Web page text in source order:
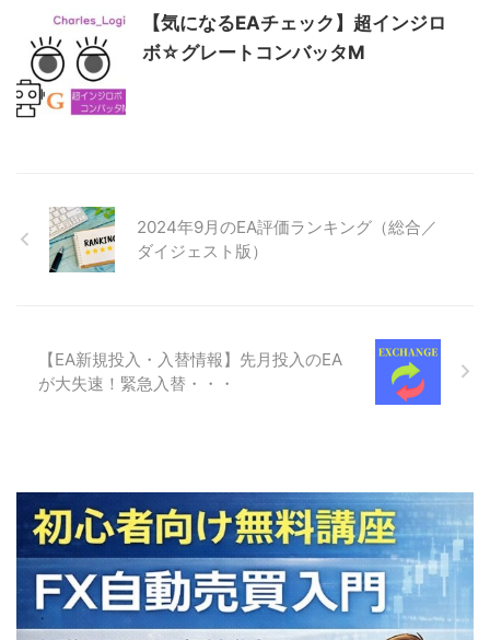
【気になるEAチェック】超インジロ
ボ☆グレートコンバッタM
2024年9月のEA評価ランキング（総合／
ダイジェスト版）
【EA新規投入・入替情報】先月投入のEA
が大失速！緊急入替・・・